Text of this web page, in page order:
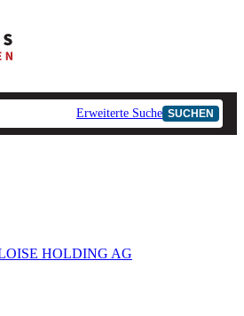
Ad-Hoc-Meldungen
Erweiterte Suche SUCHEN
HOLDING AG